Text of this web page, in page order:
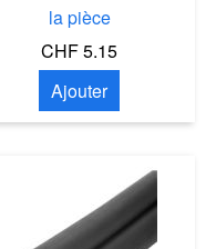
la pièce
CHF 5.15
Ajouter